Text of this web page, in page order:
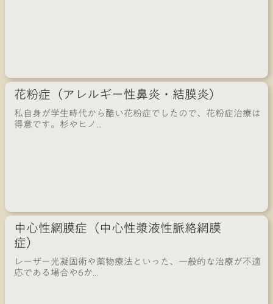
花粉症（アレルギー性鼻炎・結膜炎）
私自身が学生時代から酷い花粉症でしたので、花粉症治療は
得意です。杉やヒノ...
中心性網膜症（中心性漿液性脈絡網膜
症）
レーザー光凝固術や薬物療法といった、一般的な治療が不適
応である場合や6か...